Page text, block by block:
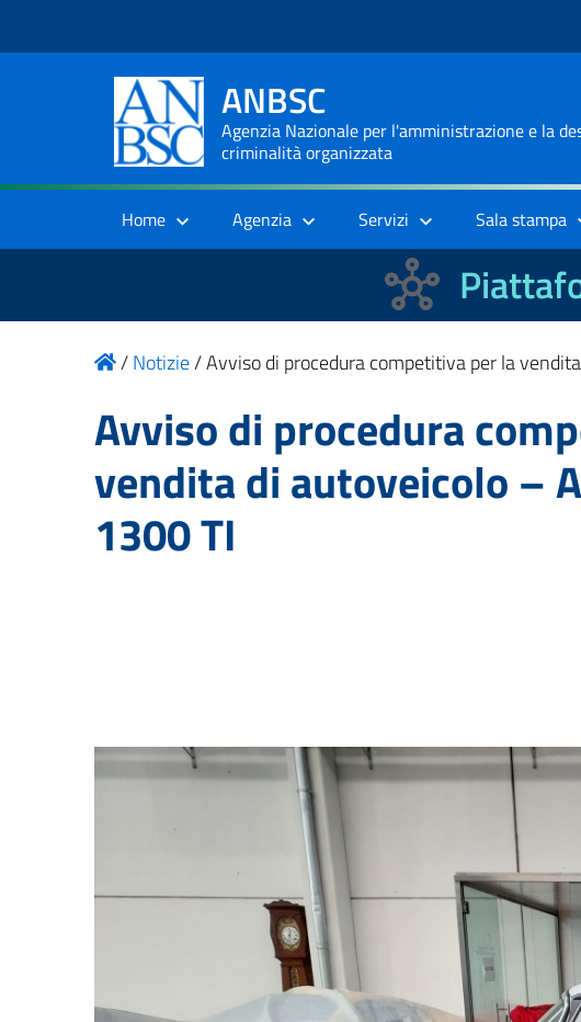
ANBSC
Agenzia Nazionale per l'amministrazione e la
criminalità organizzata
Home Agenzia Servizi Sala stampa
/Notizie/Avviso di procedura competitiva per la
Avviso di procedura
vendita di autoveicolo –
1300 TI